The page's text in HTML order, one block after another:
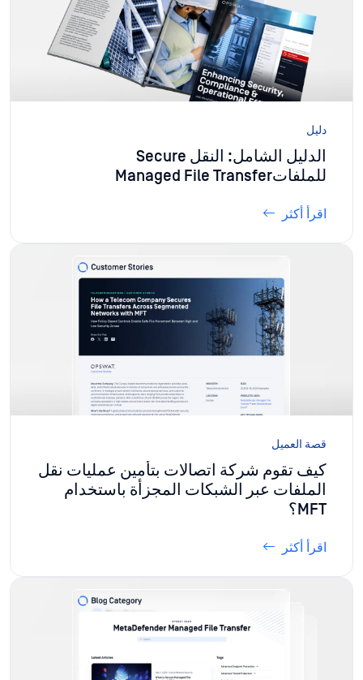
دليل
الدليل الشامل: النقل Secure
للملفاتManaged File Transfer
اقرأ أكثر
قصة العميل
كيف تقوم شركة اتصالات بتأمين عمليات نقل
الملفات عبر الشبكات المجزأة باستخدام
MFT؟
اقرأ أكثر